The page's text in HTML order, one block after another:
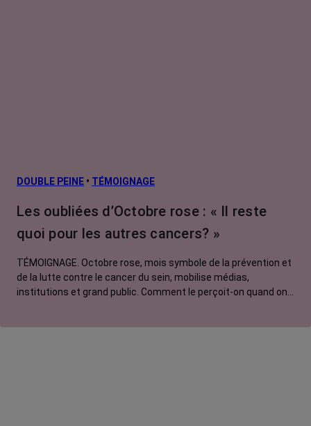
DOUBLE PEINE • TÉMOIGNAGE
Les oubliées d’Octobre rose : « Il reste
quoi pour les autres cancers? »
TÉMOIGNAGE. Octobre rose, mois symbole de la prévention et
de la lutte contre le cancer du sein, mobilise médias,
institutions et grand public. Comment le perçoit-on quand on